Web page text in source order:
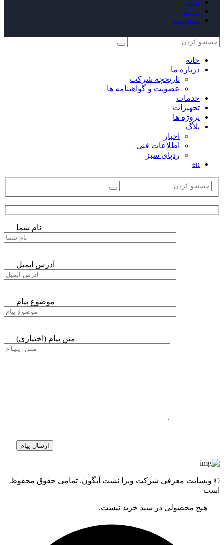
twitter
skype
instagram
خانه
درباره ما
تاریخچه شرکت
عضویت و گواهینامه ها
خدمات
تجهیزات
پروژه ها
بلاگ
اخبار
اطلاعات فنی
ردپای سبز
en
نام شما
آدرس ایمیل
موضوع پیام
متن پیام (اختیاری)
© وبسایت معرفی شرکت ویرا نشت آبگون. تمامی حقوق محفوظ
است
هیچ محصولی در سبد خرید نیست.